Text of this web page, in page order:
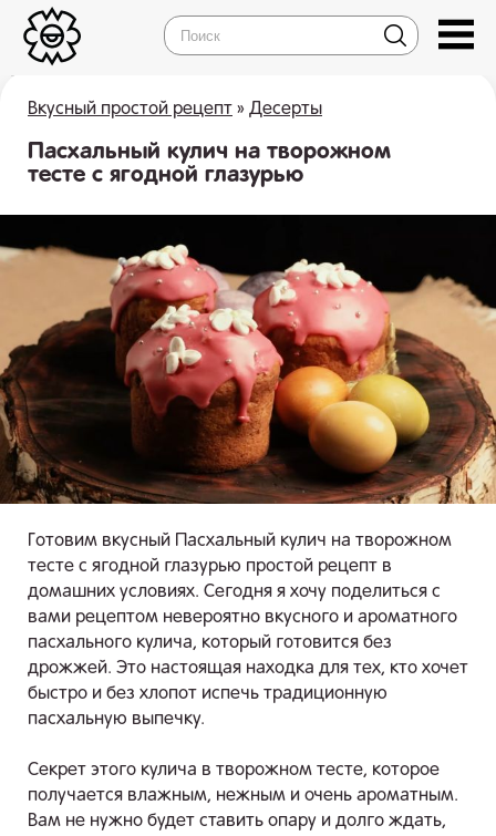
Вкусный простой рецепт » Десерты
Пасхальный кулич на творожном
тесте с ягодной глазурью
Готовим вкусный Пасхальный кулич на творожном
тесте с ягодной глазурью простой рецепт в
домашних условиях. Сегодня я хочу поделиться с
вами рецептом невероятно вкусного и ароматного
пасхального кулича, который готовится без
дрожжей. Это настоящая находка для тех, кто хочет
быстро и без хлопот испечь традиционную
пасхальную выпечку.
Секрет этого кулича в творожном тесте, которое
получается влажным, нежным и очень ароматным.
Вам не нужно будет ставить опару и долго ждать,